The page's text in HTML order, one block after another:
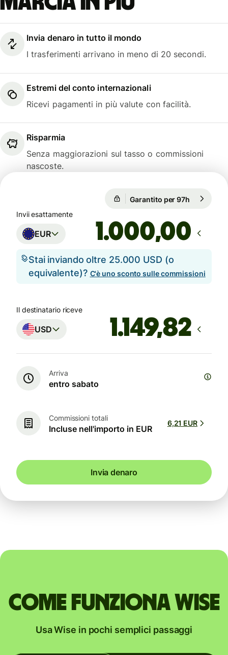
Invia denaro in tutto il mondo
I trasferimenti arrivano in meno di 20 secondi.
Estremi del conto internazionali
Ricevi pagamenti in più valute con facilità.
Risparmia
Senza maggiorazioni sul tasso o commissioni
nascoste.
Garantito per 97h
Invii esattamente
EUR ,00
Stai inviando oltre 25.000 USD (o
equivalente)? C'è uno sconto sulle commissioni
Il destinatario riceve
USD
Arriva
entro sabato
Commissioni totali
Incluse nell'importo in EUR
6,21 EUR
Invia denaro
Come funziona Wise
Usa Wise in pochi semplici passaggi